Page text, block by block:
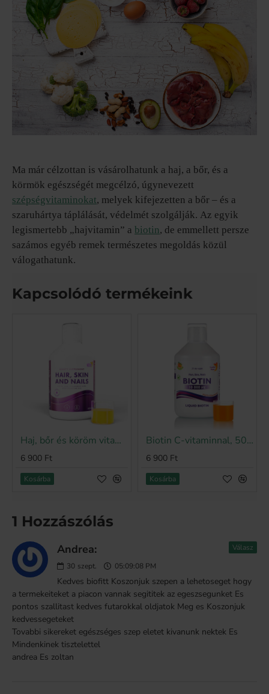
Ma már célzottan is vásárolhatunk a haj, a bőr, és a
körmök egészségét megcélzó, úgynevezett
szépségvitaminokat, melyek kifejezetten a bőr – és a
szaruhártya táplálását, védelmét szolgálják. Az egyik
legismertebb „hajvitamin” a biotin, de emmellett persze
sazámos egyéb remek természetes megoldás közül
válogathatunk.
Kapcsolódó termékeink
Haj, bőr és köröm vitamin, 500 ml
6 900 Ft
Kosárba
Biotin C-vitaminnal, 500 ml
6 900 Ft
Kosárba
1 Hozzászólás
Andrea:
30 szept. 05:09:08 PM
Válasz
Kedves biofitt Koszonjuk szepen a lehetoseget hogy
a termekeiteket a piacon vannak segititek az egeszsegunket Es
pontos szallitast kedves futarokkal oldjatok Meg es Koszonjuk
kedvessegeteket
Tovabbi sikereket egészséges szep eletet kivanunk nektek Es
Mindenkinek tisztelettel
andrea Es zoltan